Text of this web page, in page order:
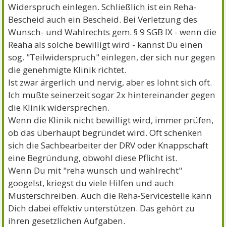
Widerspruch einlegen. Schließlich ist ein Reha-
Bescheid auch ein Bescheid. Bei Verletzung des
Wunsch- und Wahlrechts gem. § 9 SGB IX - wenn die
Reaha als solche bewilligt wird - kannst Du einen
sog. "Teilwiderspruch" einlegen, der sich nur gegen
die genehmigte Klinik richtet.
Ist zwar ärgerlich und nervig, aber es lohnt sich oft.
Ich mußte seinerzeit sogar 2x hintereinander gegen
die Klinik widersprechen.
Wenn die Klinik nicht bewilligt wird, immer prüfen,
ob das überhaupt begründet wird. Oft schenken
sich die Sachbearbeiter der DRV oder Knappschaft
eine Begründung, obwohl diese Pflicht ist.
Wenn Du mit "reha wunsch und wahlrecht"
googelst, kriegst du viele Hilfen und auch
Musterschreiben. Auch die Reha-Servicestelle kann
Dich dabei effektiv unterstützen. Das gehört zu
ihren gesetzlichen Aufgaben.